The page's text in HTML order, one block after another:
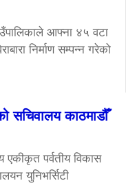
आफ्ना ४५ वटा
निर्माण सम्पन्न गरेको
सचिवालय काठमाडौँ
एकीकृत पर्वतीय विकास
युनिभर्सिटी